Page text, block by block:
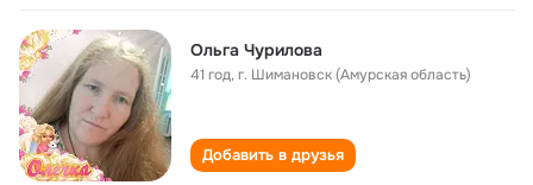
Ольга Чурилова
41 год,г. Шимановск (Амурская область)
Добавить в друзья